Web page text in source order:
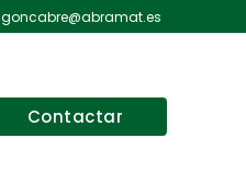
goncabre@abramat.es
Contactar